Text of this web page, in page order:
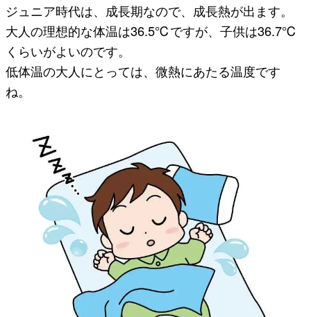
ジュニア時代は、成長期なので、成長熱が出ます。
大人の理想的な体温は36.5℃ですが、子供は36.7℃
くらいがよいのです。
低体温の大人にとっては、微熱にあたる温度です
ね。